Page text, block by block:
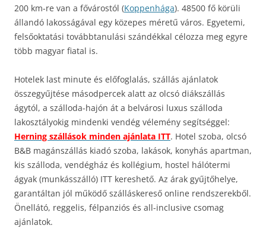
200 km-re van a fővárostól (Koppenhága). 48500 fő körüli
állandó lakosságával egy közepes méretű város. Egyetemi,
felsőoktatási továbbtanulási szándékkal célozza meg egyre
több magyar fiatal is.
Hotelek last minute és előfoglalás, szállás ajánlatok
összegyűjtése másodpercek alatt az olcsó diákszállás
ágytól, a szálloda-hajón át a belvárosi luxus szálloda
lakosztályokig mindenki vendég vélemény segítséggel:
Herning szállások minden ajánlata ITT. Hotel szoba, olcsó
B&B magánszállás kiadó szoba, lakások, konyhás apartman,
kis szálloda, vendégház és kollégium, hostel hálótermi
ágyak (munkásszálló) ITT kereshető. Az árak gyűjtőhelye,
garantáltan jól működő szálláskereső online rendszerekből.
Önellátó, reggelis, félpanziós és all-inclusive csomag
ajánlatok.